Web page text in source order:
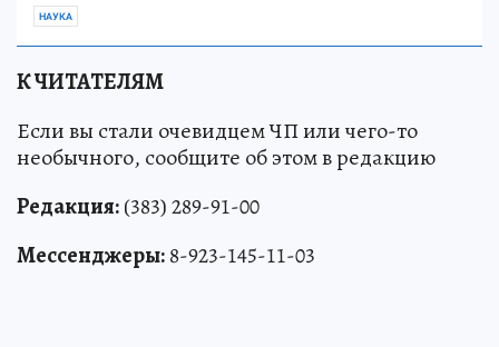
НАУКА
К ЧИТАТЕЛЯМ
Если вы стали очевидцем ЧП или чего-то
необычного, сообщите об этом в редакцию
Редакция:(383) 289-91-00
Мессенджеры:8-923-145-11-03